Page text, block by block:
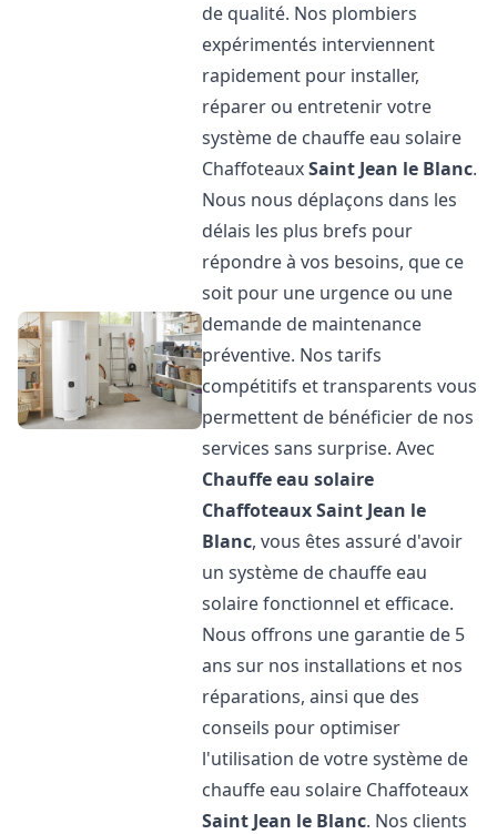
de qualité. Nos plombiers
expérimentés interviennent
rapidement pour installer,
réparer ou entretenir votre
système de chauffe eau solaire
ChaffoteauxSaint Jean le Blanc.
Nous nous déplaçons dans les
délais les plus brefs pour
répondre à vos besoins, que ce
soit pour une urgence ou une
demande de maintenance
préventive. Nos tarifs
compétitifs et transparents vous
permettent de bénéficier de nos
services sans surprise. Avec
Chauffe eau solaire
ChaffoteauxSaint Jean le
Blanc, vous êtes assuré d'avoir
un système de chauffe eau
solaire fonctionnel et efficace.
Nous offrons une garantie de 5
ans sur nos installations et nos
réparations, ainsi que des
conseils pour optimiser
l'utilisation de votre système de
chauffe eau solaire Chaffoteaux
Saint Jean le Blanc. Nos clients